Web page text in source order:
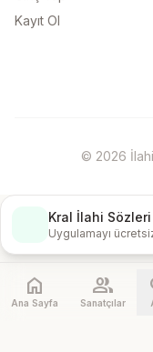
Kayıt Ol
© 2026 İlahi
Kral İlahi Sözleri
Uygulamayı
home
Ana Sayfa
people
Sanatçılar